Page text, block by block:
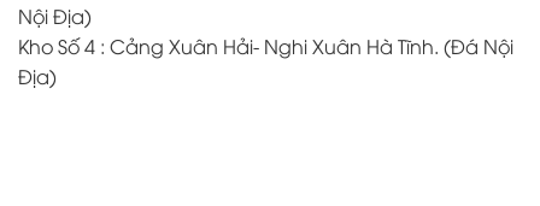
Nội Địa)
Kho Số 4 : Cảng Xuân Hải- Nghi Xuân Hà Tĩnh. (Đá Nội
Địa)